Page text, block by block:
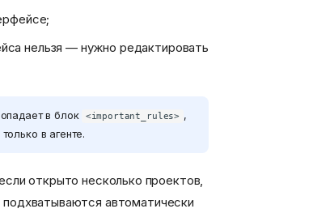
нельзя — нужно редактировать
в блок <important_rules> ,
в агенте.
открыто несколько проектов,
автоматически